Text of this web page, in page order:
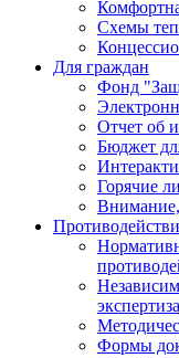
Схемы
Для граждан
Фонд
Отчет об
Бюджет
Горячие
экспертиза
Формы